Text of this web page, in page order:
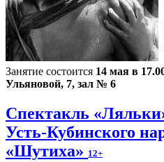
Занятие состоится 14 мая в
Ульяновой, 7, зал № 6
Спектакль
Усть-Кубинского
«Шутиха» 12+